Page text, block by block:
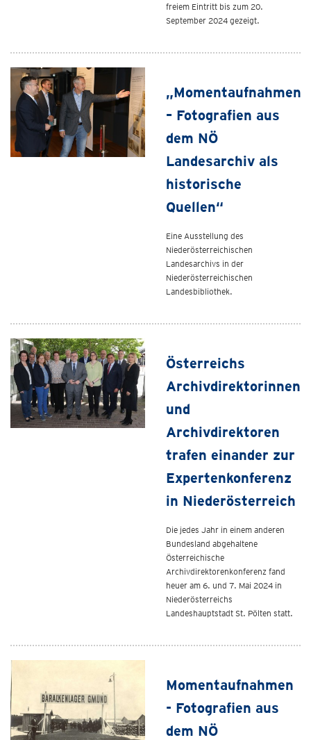
freiem Eintritt bis zum 20.
September 2024 gezeigt.
„Momentaufnahmen
– Fotografien aus
dem NÖ
Landesarchiv als
historische
Quellen“
Eine Ausstellung des
Niederösterreichischen
Landesarchivs in der
Niederösterreichischen
Landesbibliothek.
Österreichs
Archivdirektorinnen
und
Archivdirektoren
trafen einander zur
Expertenkonferenz
in Niederösterreich
Die jedes Jahr in einem anderen
Bundesland abgehaltene
Österreichische
Archivdirektorenkonferenz fand
heuer am 6. und 7. Mai 2024 in
Niederösterreichs
Landeshauptstadt St. Pölten statt.
Momentaufnahmen
- Fotografien aus
dem NÖ